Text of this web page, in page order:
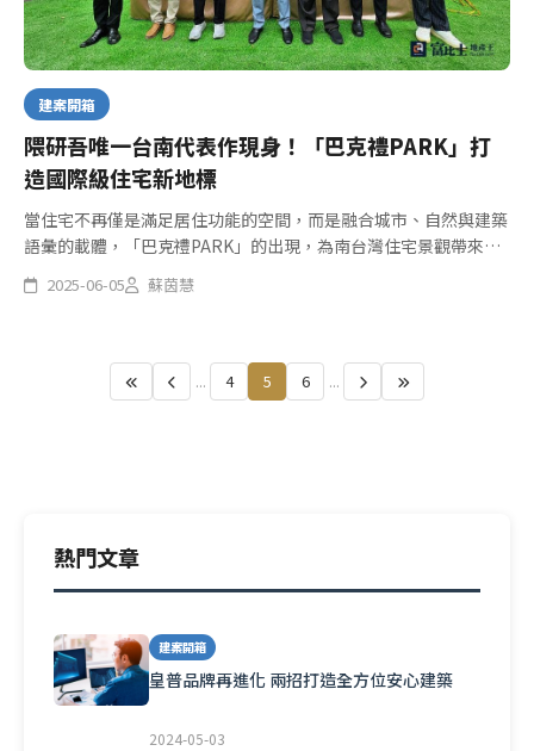
建案開箱
隈研吾唯一台南代表作現身！「巴克禮PARK」打
造國際級住宅新地標
當住宅不再僅是滿足居住功能的空間，而是融合城市、自然與建築
語彙的載體，「巴克禮PARK」的出現，為南台灣住宅景觀帶來新
的詮釋。由日本建築大師隈研吾操刀設計，該案位於台南東區核心
區域，由清景麟集團與白天鵝建設共同推動，是隈研吾於台南的唯
2025-06-05 蘇茵慧
... 4 5 6 ...
熱門文章
建案開箱
皇普品牌再進化 兩招打造全方位安心建築
2024-05-03